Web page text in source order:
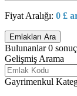
Fiyat Aralığı: 0 £
Bulunanlar0
Gelişmiş Arama
Gayrimenkul